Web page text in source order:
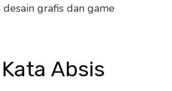
grafis dan game
Absis